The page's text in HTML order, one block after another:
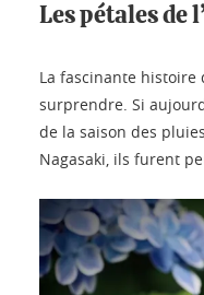
Les pétales de
La fascinante histoire
surprendre. Si
de la saison des
Nagasaki, ils furent